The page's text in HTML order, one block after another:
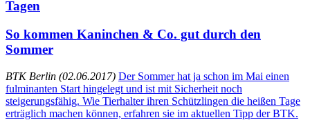
Tagen
So kommen Kaninchen & Co. gut durch den
Sommer
BTK Berlin (02.06.2017) Der Sommer hat ja schon im Mai einen
fulminanten Start hingelegt und ist mit Sicherheit noch
steigerungsfähig. Wie Tierhalter ihren Schützlingen die heißen Tage
erträglich machen können, erfahren sie im aktuellen Tipp der BTK.